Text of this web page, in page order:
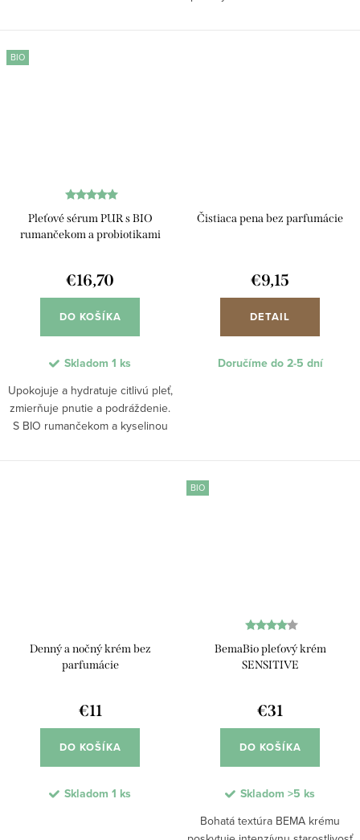
a zvyšuje odolnosť pokožky voči
BIO
Pleťové sérum PUR s BIO
rumančekom a probiotikami
€16,70
DO KOŠÍKA
Skladom 1 ks
Upokojuje a hydratuje citlivú pleť,
zmierňuje pnutie a podráždenie.
S BIO rumančekom a kyselinou
Čistiaca pena bez parfumácie
€9,15
DETAIL
Doručíme do 2-5 dní
Denný a nočný krém bez
parfumácie
€11
DO KOŠÍKA
Skladom 1 ks
BIO
BemaBio pleťový krém
SENSITIVE
€31
DO KOŠÍKA
Skladom >5 ks
Bohatá textúra BEMA krému